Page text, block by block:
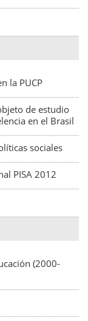
la PUCP
de estudio
en el Brasil
sociales
PISA 2012
(2000-